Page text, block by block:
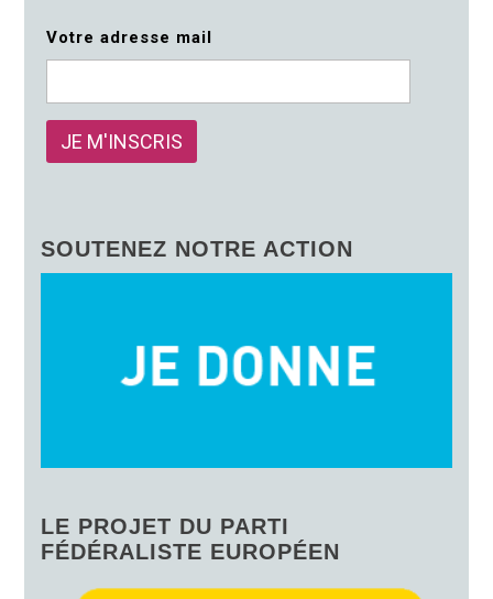
Votre adresse mail
SOUTENEZ NOTRE ACTION
LE PROJET DU PARTI
FÉDÉRALISTE EUROPÉEN